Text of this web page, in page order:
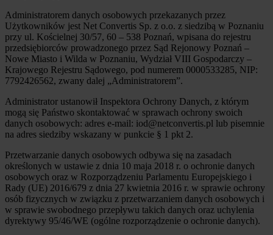
Administratorem danych osobowych przekazanych przez
Użytkowników jest Net Convertis Sp. z o.o. z siedzibą w Poznaniu
przy ul. Kościelnej 30/57, 60 – 538 Poznań, wpisana do rejestru
przedsiębiorców prowadzonego przez Sąd Rejonowy Poznań –
Nowe Miasto i Wilda w Poznaniu, Wydział VIII Gospodarczy –
Krajowego Rejestru Sądowego, pod numerem 0000533285, NIP:
7792426562, zwany dalej „Administratorem”.
Administrator ustanowił Inspektora Ochrony Danych, z którym
mogą się Państwo skontaktować w sprawach ochrony swoich
danych osobowych: adres e-mail: iod@netconvertis.pl lub pisemnie
na adres siedziby wskazany w punkcie § 1 pkt 2.
Przetwarzanie danych osobowych odbywa się na zasadach
określonych w ustawie z dnia 10 maja 2018 r. o ochronie danych
osobowych oraz w Rozporządzeniu Parlamentu Europejskiego i
Rady (UE) 2016/679 z dnia 27 kwietnia 2016 r. w sprawie ochrony
osób fizycznych w związku z przetwarzaniem danych osobowych i
w sprawie swobodnego przepływu takich danych oraz uchylenia
dyrektywy 95/46/WE (ogólne rozporządzenie o ochronie danych).